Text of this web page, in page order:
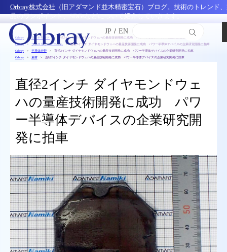
Orbray株式会社 （旧アダマンド並木精密宝石）ブログ。技術のトレンド
品のワンポイント、SDGsなどについて紹介していきます。
JP / EN
Orbray ダイヤモンド
直径2インチ ダイヤモンドウェハの量産技術開発に成功 パワー半導体デバイスの企業研究開発に拍車
Orbray
プレスリリース/コラム
直径2インチ ダイヤモンドウェハの量産技術開発に成功 パワー半導体デバイスの企業研究開発に拍車
Orbray
半導体分野
直径2インチ ダイヤモンドウェハの量産技術開発に成功 パワー半導体デバイスの企業研究開発に拍車
Orbray
素材 直径2インチ ダイヤモンドウェハの量産技術開発に成功 パワー半導体デバイスの企業研究開発に拍車
直径2インチ ダイヤモンドウェ
ハの量産技術開発に成功 パワ
ー半導体デバイスの企業研究開
発に拍車